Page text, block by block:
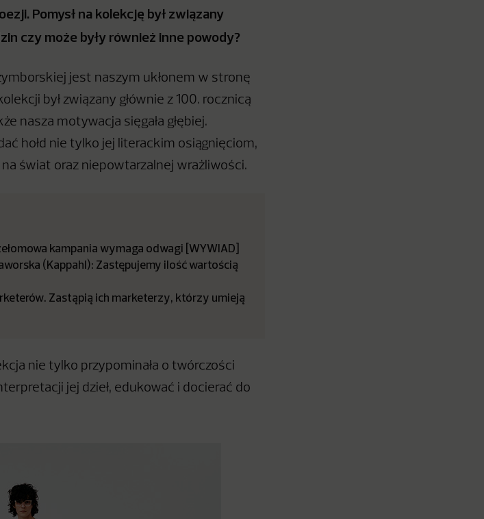
Pomysł na kolekcję był związany
czy może były również inne powody?
jest naszym ukłonem w stronę
był związany głównie z 100. rocznicą
nasza motywacja sięgała głębiej.
hołd nie tylko jej literackim osiągnięciom,
świat oraz niepowtarzalnej wrażliwości.
kampania wymaga odwagi [WYWIAD]
(Kappahl): Zastępujemy ilość wartością
Zastąpią ich marketerzy, którzy umieją
nie tylko przypominała o twórczości
jej dzieł, edukować i docierać do